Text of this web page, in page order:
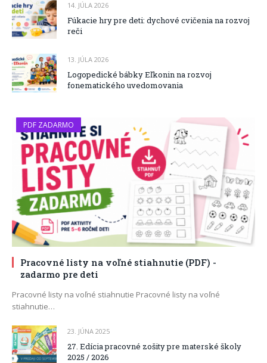
14. JÚLA 2026
Fúkacie hry pre deti: dychové cvičenia na rozvoj
reči
13. JÚLA 2026
Logopedické bábky Eľkonin na rozvoj
fonematického uvedomovania
PDF ZADARMO
Pracovné listy na voľné stiahnutie (PDF) -
zadarmo pre deti
Pracovné listy na voľné stiahnutie Pracovné listy na voľné
stiahnutie…
23. JÚNA 2025
27. Edícia pracovné zošity pre materské školy
2025 / 2026